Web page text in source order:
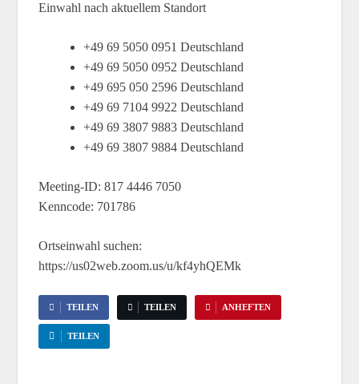
Einwahl nach aktuellem Standort
+49 69 5050 0951 Deutschland
+49 69 5050 0952 Deutschland
+49 695 050 2596 Deutschland
+49 69 7104 9922 Deutschland
+49 69 3807 9883 Deutschland
+49 69 3807 9884 Deutschland
Meeting-ID: 817 4446 7050
Kenncode: 701786
Ortseinwahl suchen:
https://us02web.zoom.us/u/kf4yhQEMk
TEILEN TEILEN ANHEFTEN
TEILEN